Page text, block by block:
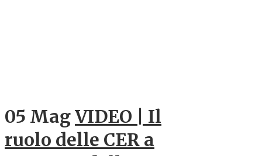
05 MagVIDEO | Il
ruolo delle CER a